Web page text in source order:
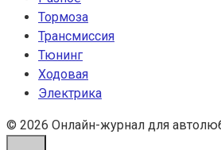
Тормоза
Трансмиссия
Тюнинг
Ходовая
Электрика
© 2026 Онлайн-журнал для